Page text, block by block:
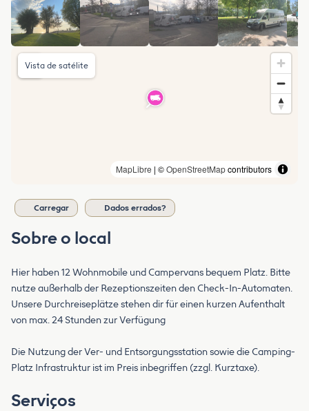
MapLibre | ©OpenStreetMapcontributors
Vista de satélite
Carregar Dados errados?
Sobre o local
Hier haben 12 Wohnmobile und Campervans bequem Platz. Bitte
nutze außerhalb der Rezeptionszeiten den Check-In-Automaten.
Unsere Durchreiseplätze stehen dir für einen kurzen Aufenthalt
von max. 24 Stunden zur Verfügung
Die Nutzung der Ver- und Entsorgungsstation sowie die Camping-
Platz Infrastruktur ist im Preis inbegriffen (zzgl. Kurztaxe).
Serviços